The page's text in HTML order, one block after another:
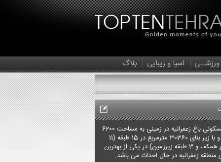
ورزشــی اسپا و زیبایی بلاگ
مجتمع مسکونی باغ زعفرانیه در زمینی به مساحت 6200
متر مربع و با زیر بنای 30360 مترمربع در 15 طبقه (11
طبقه روی همکف و 3 طبقه زیرزمین) در یکی از بهترین
زعفرانیه در حال احداث می باشد.